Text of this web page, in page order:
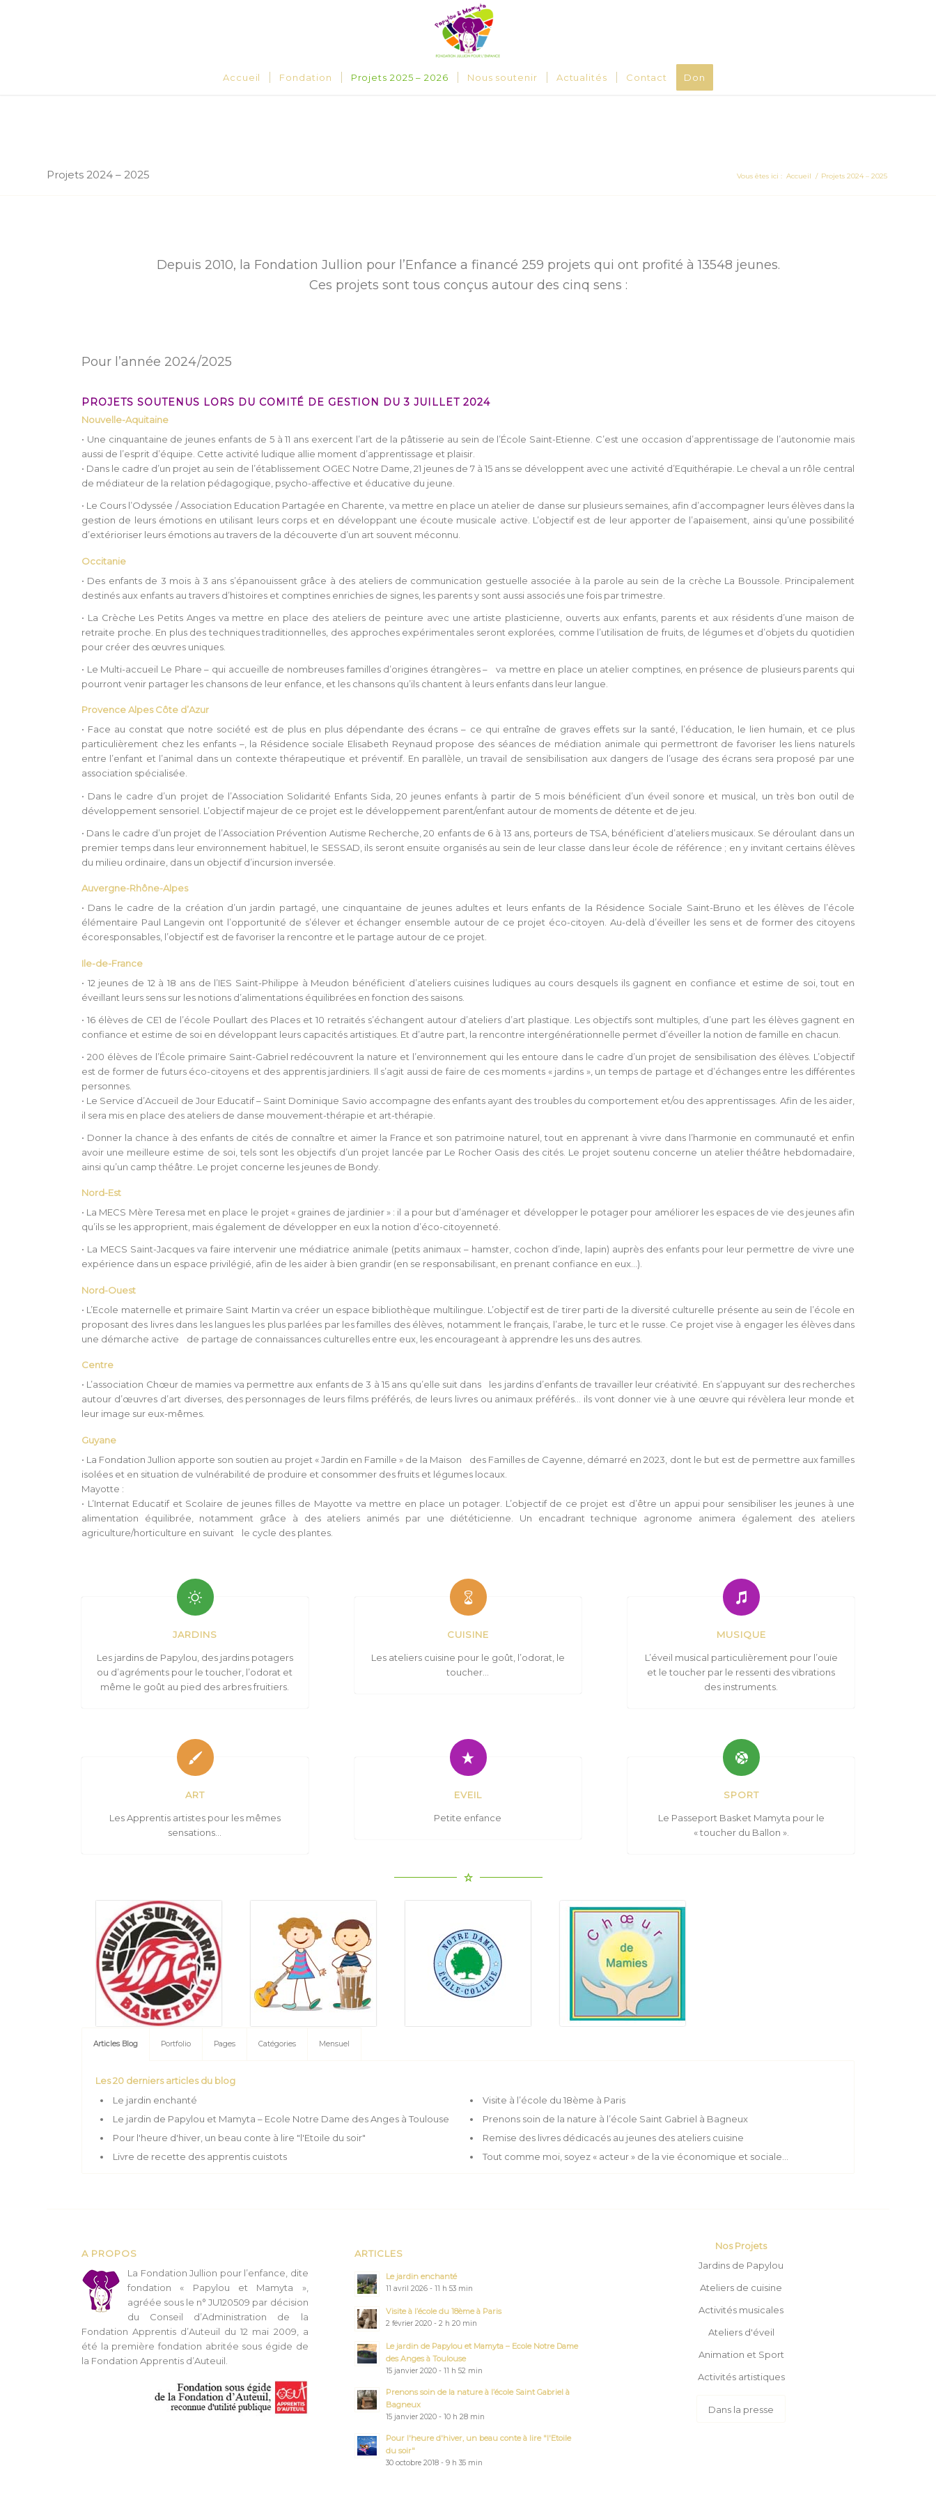
Accueil Fondation Projets 2025 – 2026 Nous soutenir Actualités Contact Don
Projets 2024 – 2025 Vous êtes ici : Accueil / Projets 2024 – 2025
Depuis 2010, la Fondation Jullion pour l’Enfance a financé 259 projets qui ont profité à 13548 jeunes.
Ces projets sont tous conçus autour des cinq sens :
Pour l’année 2024/2025
PROJETS SOUTENUS LORS DU COMITÉ DE GESTION DU 3 JUILLET 2024
Nouvelle-Aquitaine
• Une cinquantaine de jeunes enfants de 5 à 11 ans exercent l’art de la pâtisserie au sein de l’École Saint-Etienne. C’est une occasion d’apprentissage de l’autonomie mais
aussi de l’esprit d’équipe. Cette activité ludique allie moment d’apprentissage et plaisir.
• Dans le cadre d’un projet au sein de l’établissement OGEC Notre Dame, 21 jeunes de 7 à 15 ans se développent avec une activité d’Equithérapie. Le cheval a un rôle central
de médiateur de la relation pédagogique, psycho-affective et éducative du jeune.
• Le Cours l’Odyssée / Association Education Partagée en Charente, va mettre en place un atelier de danse sur plusieurs semaines, afin d’accompagner leurs élèves dans la
gestion de leurs émotions en utilisant leurs corps et en développant une écoute musicale active. L’objectif est de leur apporter de l’apaisement, ainsi qu’une possibilité
d’extérioriser leurs émotions au travers de la découverte d’un art souvent méconnu.
Occitanie
• Des enfants de 3 mois à 3 ans s’épanouissent grâce à des ateliers de communication gestuelle associée à la parole au sein de la crèche La Boussole. Principalement
destinés aux enfants au travers d’histoires et comptines enrichies de signes, les parents y sont aussi associés une fois par trimestre.
• La Crèche Les Petits Anges va mettre en place des ateliers de peinture avec une artiste plasticienne, ouverts aux enfants, parents et aux résidents d’une maison de
retraite proche. En plus des techniques traditionnelles, des approches expérimentales seront explorées, comme l’utilisation de fruits, de légumes et d’objets du quotidien
pour créer des œuvres uniques.
• Le Multi-accueil Le Phare – qui accueille de nombreuses familles d’origines étrangères – va mettre en place un atelier comptines, en présence de plusieurs parents qui
pourront venir partager les chansons de leur enfance, et les chansons qu’ils chantent à leurs enfants dans leur langue.
Provence Alpes Côte d’Azur
• Face au constat que notre société est de plus en plus dépendante des écrans – ce qui entraîne de graves effets sur la santé, l’éducation, le lien humain, et ce plus
particulièrement chez les enfants –, la Résidence sociale Elisabeth Reynaud propose des séances de médiation animale qui permettront de favoriser les liens naturels
entre l’enfant et l’animal dans un contexte thérapeutique et préventif. En parallèle, un travail de sensibilisation aux dangers de l’usage des écrans sera proposé par une
association spécialisée.
• Dans le cadre d’un projet de l’Association Solidarité Enfants Sida, 20 jeunes enfants à partir de 5 mois bénéficient d’un éveil sonore et musical, un très bon outil de
développement sensoriel. L’objectif majeur de ce projet est le développement parent/enfant autour de moments de détente et de jeu.
• Dans le cadre d’un projet de l’Association Prévention Autisme Recherche, 20 enfants de 6 à 13 ans, porteurs de TSA, bénéficient d’ateliers musicaux. Se déroulant dans un
premier temps dans leur environnement habituel, le SESSAD, ils seront ensuite organisés au sein de leur classe dans leur école de référence ; en y invitant certains élèves
du milieu ordinaire, dans un objectif d’incursion inversée.
Auvergne-Rhône-Alpes
• Dans le cadre de la création d’un jardin partagé, une cinquantaine de jeunes adultes et leurs enfants de la Résidence Sociale Saint-Bruno et les élèves de l’école
élémentaire Paul Langevin ont l’opportunité de s’élever et échanger ensemble autour de ce projet éco-citoyen. Au-delà d’éveiller les sens et de former des citoyens
écoresponsables, l’objectif est de favoriser la rencontre et le partage autour de ce projet.
Ile-de-France
• 12 jeunes de 12 à 18 ans de l’IES Saint-Philippe à Meudon bénéficient d’ateliers cuisines ludiques au cours desquels ils gagnent en confiance et estime de soi, tout en
éveillant leurs sens sur les notions d’alimentations équilibrées en fonction des saisons.
• 16 élèves de CE1 de l’école Poullart des Places et 10 retraités s’échangent autour d’ateliers d’art plastique. Les objectifs sont multiples, d’une part les élèves gagnent en
confiance et estime de soi en développant leurs capacités artistiques. Et d’autre part, la rencontre intergénérationnelle permet d’éveiller la notion de famille en chacun.
• 200 élèves de l’École primaire Saint-Gabriel redécouvrent la nature et l’environnement qui les entoure dans le cadre d’un projet de sensibilisation des élèves. L’objectif
est de former de futurs éco-citoyens et des apprentis jardiniers. Il s’agit aussi de faire de ces moments « jardins », un temps de partage et d’échanges entre les différentes
personnes.
• Le Service d’Accueil de Jour Educatif – Saint Dominique Savio accompagne des enfants ayant des troubles du comportement et/ou des apprentissages. Afin de les aider,
il sera mis en place des ateliers de danse mouvement-thérapie et art-thérapie.
• Donner la chance à des enfants de cités de connaître et aimer la France et son patrimoine naturel, tout en apprenant à vivre dans l’harmonie en communauté et enfin
avoir une meilleure estime de soi, tels sont les objectifs d’un projet lancée par Le Rocher Oasis des cités. Le projet soutenu concerne un atelier théâtre hebdomadaire,
ainsi qu’un camp théâtre. Le projet concerne les jeunes de Bondy.
Nord-Est
• La MECS Mère Teresa met en place le projet « graines de jardinier » : il a pour but d’aménager et développer le potager pour améliorer les espaces de vie des jeunes afin
qu’ils se les approprient, mais également de développer en eux la notion d’éco-citoyenneté.
• La MECS Saint-Jacques va faire intervenir une médiatrice animale (petits animaux – hamster, cochon d’inde, lapin) auprès des enfants pour leur permettre de vivre une
expérience dans un espace privilégié, afin de les aider à bien grandir (en se responsabilisant, en prenant confiance en eux…).
Nord-Ouest
• L’Ecole maternelle et primaire Saint Martin va créer un espace bibliothèque multilingue. L’objectif est de tirer parti de la diversité culturelle présente au sein de l’école en
proposant des livres dans les langues les plus parlées par les familles des élèves, notamment le français, l’arabe, le turc et le russe. Ce projet vise à engager les élèves dans
une démarche active de partage de connaissances culturelles entre eux, les encourageant à apprendre les uns des autres.
Centre
• L’association Chœur de mamies va permettre aux enfants de 3 à 15 ans qu’elle suit dans les jardins d’enfants de travailler leur créativité. En s’appuyant sur des recherches
autour d’œuvres d’art diverses, des personnages de leurs films préférés, de leurs livres ou animaux préférés… ils vont donner vie à une œuvre qui révèlera leur monde et
leur image sur eux-mêmes.
Guyane
• La Fondation Jullion apporte son soutien au projet « Jardin en Famille » de la Maison des Familles de Cayenne, démarré en 2023, dont le but est de permettre aux familles
isolées et en situation de vulnérabilité de produire et consommer des fruits et légumes locaux.
Mayotte :
• L’Internat Educatif et Scolaire de jeunes filles de Mayotte va mettre en place un potager. L’objectif de ce projet est d’être un appui pour sensibiliser les jeunes à une
alimentation équilibrée, notamment grâce à des ateliers animés par une diététicienne. Un encadrant technique agronome animera également des ateliers
agriculture/horticulture en suivant le cycle des plantes.
JARDINS
Les jardins de Papylou, des jardins potagers
ou d’agréments pour le toucher, l’odorat et
même le goût au pied des arbres fruitiers.
CUISINE
Les ateliers cuisine pour le goût, l’odorat, le
toucher…
MUSIQUE
L’éveil musical particulièrement pour l’ouïe
et le toucher par le ressenti des vibrations
des instruments.
ART
Les Apprentis artistes pour les mêmes
sensations…
EVEIL
Petite enfance
SPORT
Le Passeport Basket Mamyta pour le
« toucher du Ballon ».
Articles Blog Portfolio Pages Catégories Mensuel
Les 20 derniers articles du blog
Le jardin enchanté
Visite à l’école du 18ème à Paris
Le jardin de Papylou et Mamyta – Ecole Notre Dame des Anges à Toulouse
Prenons soin de la nature à l’école Saint Gabriel à Bagneux
Pour l'heure d'hiver, un beau conte à lire "l'Etoile du soir"
Remise des livres dédicacés au jeunes des ateliers cuisine
Livre de recette des apprentis cuistots
Tout comme moi, soyez « acteur » de la vie économique et sociale…
A PROPOS
La Fondation Jullion pour l’enfance, dite
fondation « Papylou et Mamyta »,
agréée sous le n° JU120509 par décision
du Conseil d’Administration de la
Fondation Apprentis d’Auteuil du 12 mai 2009, a
été la première fondation abritée sous égide de
la Fondation Apprentis d’Auteuil.
ARTICLES
Le jardin enchanté
11 avril 2026 - 11 h 53 min
Visite à l’école du 18ème à Paris
2 février 2020 - 2 h 20 min
Le jardin de Papylou et Mamyta – Ecole Notre Dame
des Anges à Toulouse
15 janvier 2020 - 11 h 52 min
Prenons soin de la nature à l’école Saint Gabriel à
Bagneux
15 janvier 2020 - 10 h 28 min
Pour l'heure d'hiver, un beau conte à lire "l'Etoile
du soir"
30 octobre 2018 - 9 h 35 min
Nos Projets
Jardins de Papylou
Ateliers de cuisine
Activités musicales
Ateliers d'éveil
Animation et Sport
Activités artistiques
Dans la presse